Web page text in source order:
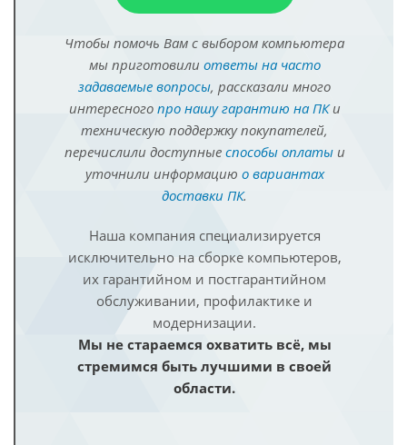
Чтобы помочь Вам с выбором компьютера
мы приготовили ответы на часто
задаваемые вопросы, рассказали много
интересного про нашу гарантию на ПКи
техническую поддержку покупателей,
перечислили доступные способы оплатыи
уточнили информацию о вариантах
доставки ПК.
Наша компания специализируется
исключительно на сборке компьютеров,
их гарантийном и постгарантийном
обслуживании, профилактике и
модернизации.
Мы не стараемся охватить всё, мы
стремимся быть лучшими в своей
области.